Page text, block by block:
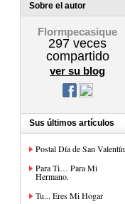
Sobre el autor
Flormpecasique
297 veces
compartido
ver su blog
Sus últimos artículos
Postal Día de San Valentín
Para Ti… Para Mi
Hermano.
Tu... Eres Mi Hogar